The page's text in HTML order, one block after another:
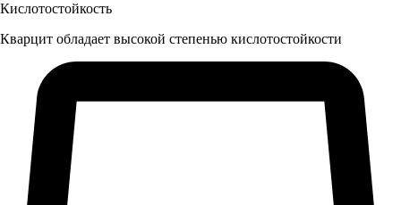
Кислотостойкость
Кварцит обладает высокой степенью кислотостойкости